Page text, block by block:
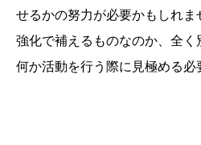
せるかの努力が必要かもしれ
強化で補えるものなのか、全
何か活動を行う際に見極める必